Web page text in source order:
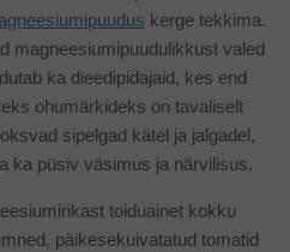
kerge tekkima.
magneesiumipuudulikkust valed
ka dieedipidajaid, kes end
ohumärkideks on tavaliselt
sipelgad kätel ja jalgadel,
ka püsiv väsimus ja närvilisus.
toiduainet kokku
päikesekuivatatud tomatid